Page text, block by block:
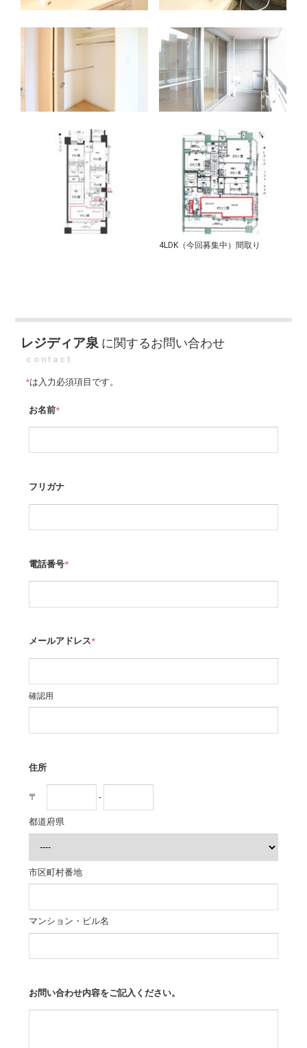
4LDK（今回募集中）間取り
レジディア泉 に関するお問い合わせ
contact
*は入力必須項目です。
お名前*
フリガナ
電話番号*
メールアドレス*
確認用
住所
〒 -
都道府県
市区町村番地
マンション・ビル名
お問い合わせ内容をご記入ください。